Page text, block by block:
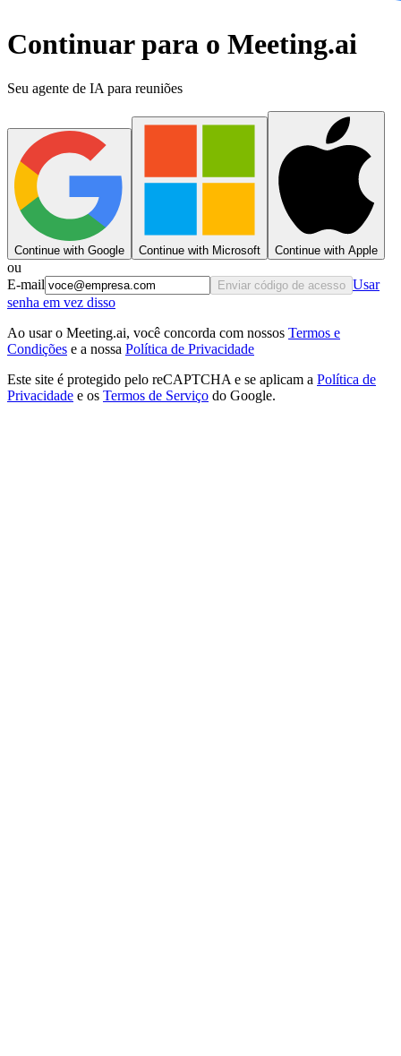
Continuar para o Meeting.ai
Seu agente de IA para reuniões
Continue with Google Continue with Microsoft Continue with Apple
ou
E-mail
Enviar código de acesso Usar
senha em vez disso
Ao usar o Meeting.ai, você concorda com nossos Termos e
Condições e a nossa Política de Privacidade
Este site é protegido pelo reCAPTCHA e se aplicam a Política de
Privacidade e os Termos de Serviço do Google.